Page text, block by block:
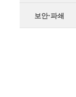
보안·파쇄